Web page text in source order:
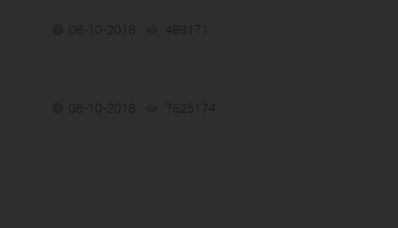
08-10-2018 489171
08-10-2018 7625174